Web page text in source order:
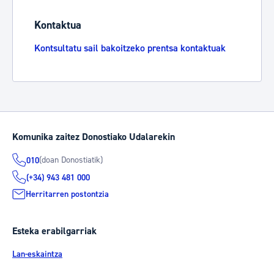
Kontaktua
Kontsultatu sail bakoitzeko prentsa kontaktuak
Komunika zaitez Donostiako Udalarekin
010(doan Donostiatik)
(+34) 943 481 000
Herritarren postontzia
Esteka erabilgarriak
Lan-eskaintza